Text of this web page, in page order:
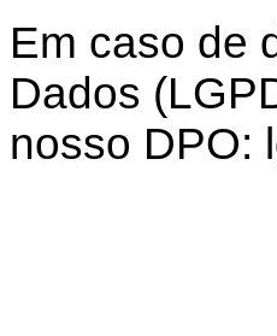
Em caso de
Dados
nosso DPO: